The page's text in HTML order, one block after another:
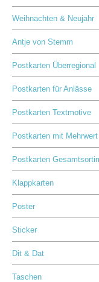
Weihnachten & Neujahr
Antje von Stemm
Postkarten Überregional
Postkarten für Anlässe
Postkarten Textmotive
Postkarten mit Mehrwert
Postkarten
Klappkarten
Poster
Sticker
Dit & Dat
Taschen